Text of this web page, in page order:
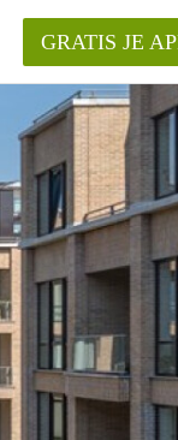
in Haarlem?
GRATIS JE